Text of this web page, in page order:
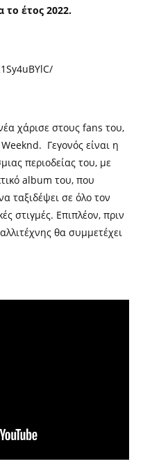
το έτος 2022.
χάρισε στους fans του,
Γεγονός είναι η
περιοδείας του, με
album του, που
ταξιδέψει σε όλο τον
στιγμές. Επιπλέον, πριν
θα συμμετέχει